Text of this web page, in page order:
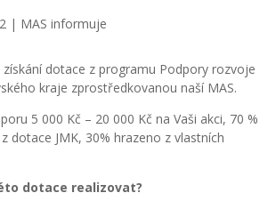
| MAS informuje
dotace z programu Podpory rozvoje
kraje zprostředkovanou naší MAS.
5 000 Kč – 20 000 Kč na Vaši akci, 70 %
dotace JMK, 30% hrazeno z vlastních
dotace realizovat?